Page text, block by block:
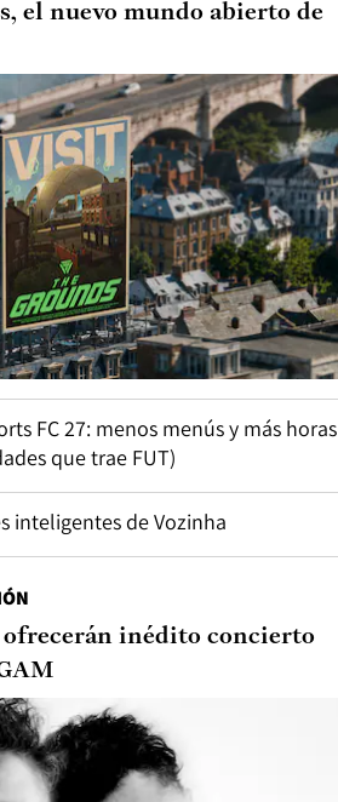
el nuevo mundo abierto de
FC 27: menos menús y más horas
que trae FUT)
inteligentes de Vozinha
ofrecerán inédito concierto